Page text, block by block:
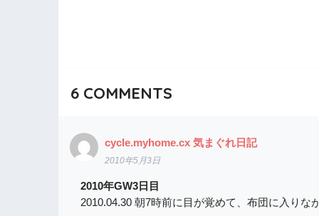
6COMMENTS
cycle.myhome.cx 気まぐれ日記
2010年5月3日
2010年GW3日目
2010.04.30 朝7時前に目が覚めて、布団に入りな